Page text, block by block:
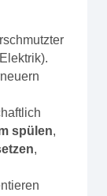
spülen,
,